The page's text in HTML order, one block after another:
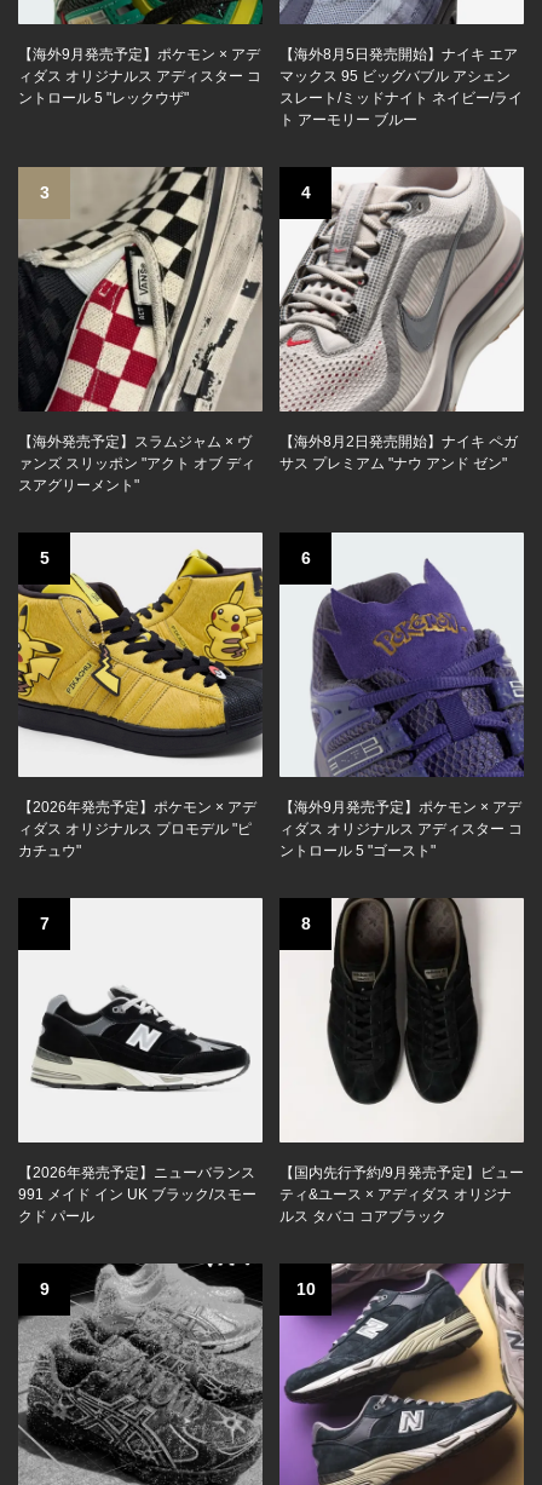
【海外9月発売予定】ポケモン × アデ
ィダス オリジナルス アディスター コ
ントロール 5 "レックウザ"
【海外8月5日発売開始】ナイキ エア
マックス 95 ビッグバブル アシェン
スレート/ミッドナイト ネイビー/ライ
ト アーモリー ブルー
3
【海外発売予定】スラムジャム × ヴ
ァンズ スリッポン "アクト オブ ディ
スアグリーメント"
4
【海外8月2日発売開始】ナイキ ペガ
サス プレミアム "ナウ アンド ゼン"
5
【2026年発売予定】ポケモン × アデ
ィダス オリジナルス プロモデル "ピ
カチュウ"
6
【海外9月発売予定】ポケモン × アデ
ィダス オリジナルス アディスター コ
ントロール 5 "ゴースト"
7
【2026年発売予定】ニューバランス
991 メイド イン UK ブラック/スモー
クド パール
8
【国内先行予約/9月発売予定】ビュー
ティ&ユース × アディダス オリジナ
ルス タバコ コアブラック
9 10